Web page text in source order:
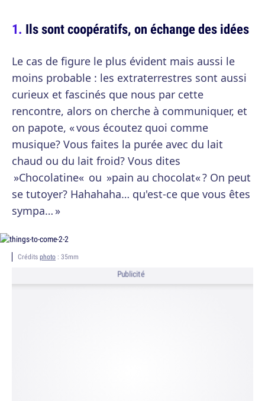
Ils sont coopératifs, on échange des idées
Le cas de figure le plus évident mais aussi le
moins probable : les extraterrestres sont aussi
curieux et fascinés que nous par cette
rencontre, alors on cherche à communiquer, et
on papote, « vous écoutez quoi comme
musique? Vous faites la purée avec du lait
chaud ou du lait froid? Vous dites
»Chocolatine« ou »pain au chocolat« ? On peut
se tutoyer? Hahahaha… qu'est-ce que vous êtes
sympa… »
Crédits photo : 35mm
Publicité